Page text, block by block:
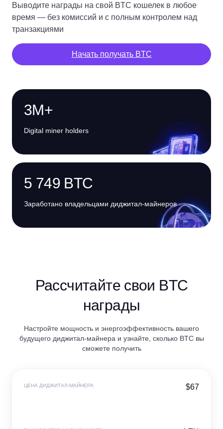
Выводите награды на свой BTC кошелек в любое
время — без комиссий и с полным контролем над
транзакциями
Начать получать BTC
3M+
Digital miner holders
5 749 BTC
Заработано владельцами диджитал-майнеров
Рассчитайте свои BTC
награды
Настройте мощность и энергоэффективность вашего
будущего диджитал-майнера и узнайте, сколько BTC вы
сможете получить
ЦЕНА ДИДЖИТАЛ-МАЙНЕРА $67